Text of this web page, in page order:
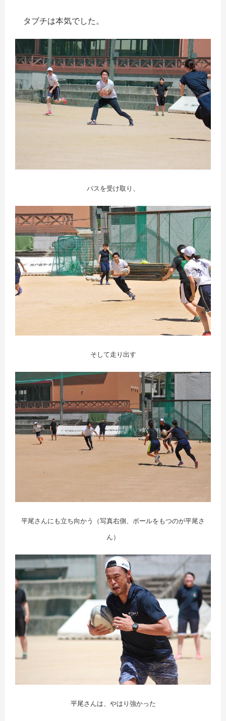
タブチは本気でした。
パスを受け取り、
そして走り出す
平尾さんにも立ち向かう（写真右側、ボールをもつのが平尾さ
ん）
平尾さんは、やはり強かった